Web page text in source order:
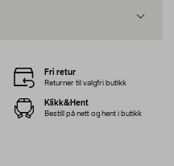
Fri retur
Returner til valgfri butikk
Klikk&Hent
Bestill på nett og hent i butikk